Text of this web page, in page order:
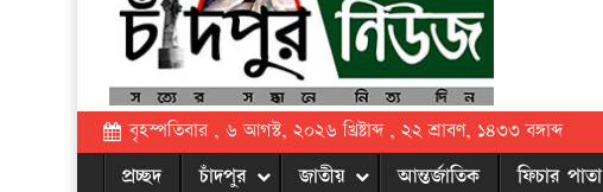
বৃহস্পতিবার , ৬ আগস্ট, ২০২৬ খ্রিষ্টাব্দ , ২২ শ্রাবণ, ১৪৩৩ বঙ্গাব্দ
প্রচ্ছদ চাঁদপুর জাতীয় আন্তর্জাতিক ফিচার পাতা